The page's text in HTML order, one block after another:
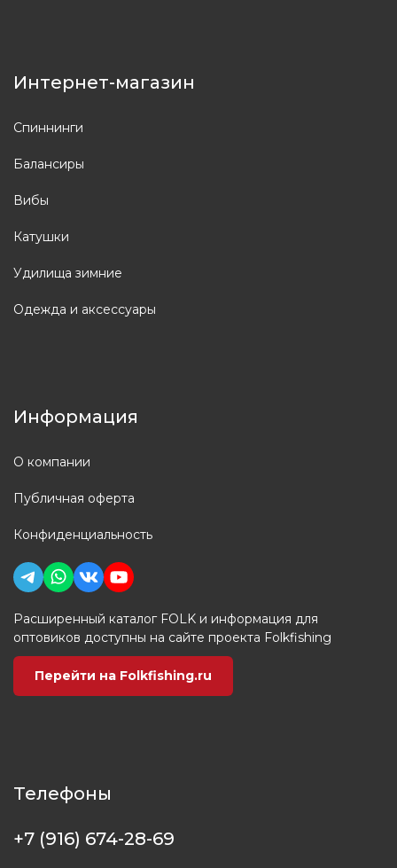
Интернет-магазин
Спиннинги
Балансиры
Вибы
Катушки
Удилища зимние
Одежда и аксессуары
Информация
О компании
Публичная оферта
Конфиденциальность
Расширенный каталог FOLK и информация для
оптовиков доступны на сайте проекта Folkfishing
Перейти на Folkfishing.ru
Телефоны
+7 (916) 674-28-69